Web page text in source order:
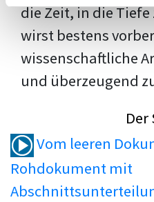
die Zeit, in die
wirst bestens
wissenschaftliche
und überzeugend
Der
Vom leeren
Rohdokument mit